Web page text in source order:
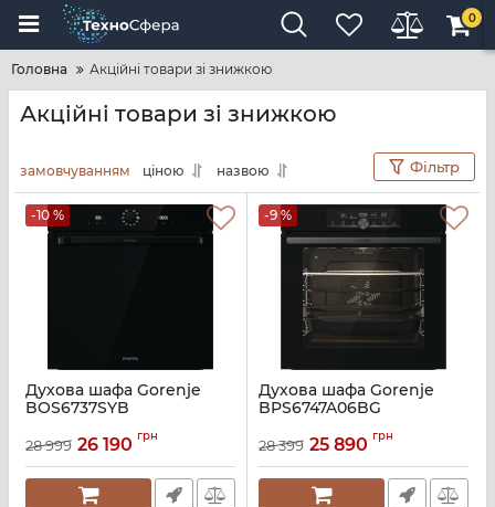
0
Головна Акційні товари зі знижкою
Акційні товари зі знижкою
замовчуванням ціною назвою Фільтр
-10 %
Духова шафа Gorenje
BOS6737SYB
28 999 26 190 грн
-9 %
Духова шафа Gorenje
BPS6747A06BG
28 399 25 890 грн